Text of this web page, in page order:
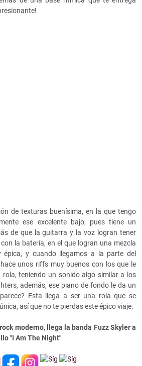
de texturas buenísima, en la que tengo
ese excelente bajo, pues tiene un
de que la guitarra y la voz logran tener
la batería, en el que logran una mezcla
épica, y cuando llegamos a la parte del
unos riffs muy buenos con los que le
teniendo un sonido algo similar a los
además, ese piano de fondo le da un
Esta llega a ser una rola que se
así que no te pierdas este épico viaje.
moderno, llega la banda Fuzz Skyler a
"I Am The Night"